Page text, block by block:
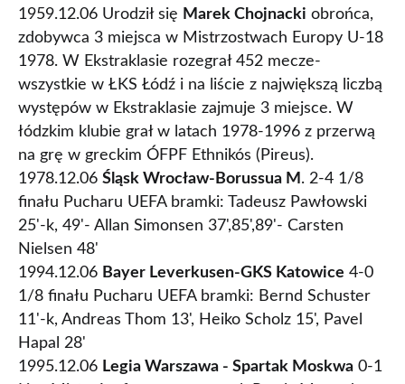
1959.12.06 Urodził się Marek Chojnacki obrońca,
zdobywca 3 miejsca w Mistrzostwach Europy U-18
1978. W Ekstraklasie rozegrał 452 mecze-
wszystkie w ŁKS Łódź i na liście z największą liczbą
występów w Ekstraklasie zajmuje 3 miejsce. W
łódzkim klubie grał w latach 1978-1996 z przerwą
na grę w greckim ÓFPF Ethnikós (Pireus).
1978.12.06 Śląsk Wrocław-Borussua M . 2-4 1/8
finału Pucharu UEFA bramki: Tadeusz Pawłowski
25'-k, 49'- Allan Simonsen 37',85',89'- Carsten
Nielsen 48'
1994.12.06 Bayer Leverkusen-GKS Katowice 4-0
1/8 finału Pucharu UEFA bramki: Bernd Schuster
11'-k, Andreas Thom 13', Heiko Scholz 15', Pavel
Hapal 28'
1995.12.06 Legia Warszawa - Spartak Moskwa 0-1